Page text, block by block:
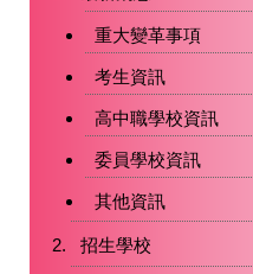
重大變革事項
考生資訊
高中職學校資訊
委員學校資訊
其他資訊
招生學校